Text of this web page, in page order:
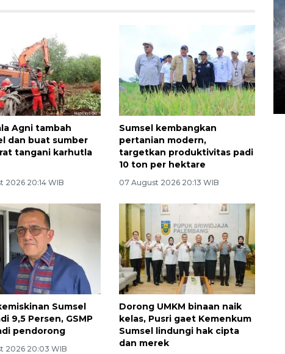
Agni tambah
dan buat sumber
tangani karhutla
2026 20:14 WIB
Sumsel kembangkan
pertanian modern,
targetkan produktivitas padi
10 ton per hektare
07 August 2026 20:13 WIB
Sumsel
9,5 Persen, GSMP
pendorong
2026 20:03 WIB
Dorong UMKM binaan naik
kelas, Pusri gaet Kemenkum
Sumsel lindungi hak cipta
dan merek
Alokasi anggaran untuk bibit
kopi arabika Gayo
15 June 2026 11:15 WIB